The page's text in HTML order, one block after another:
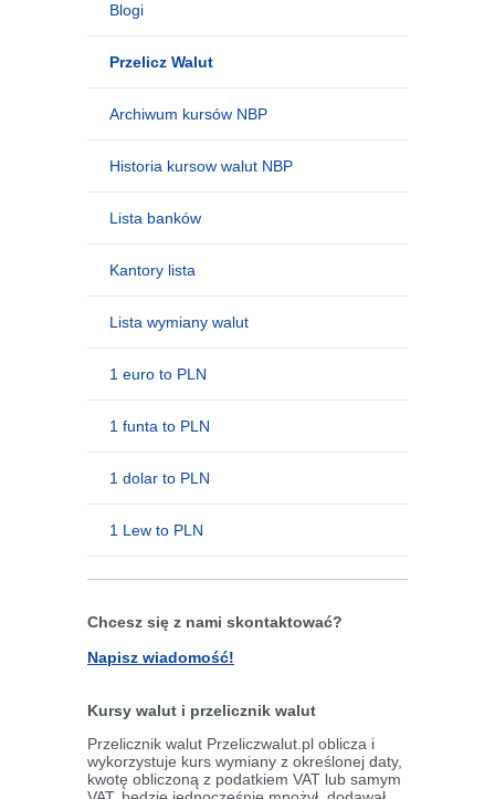
Blogi
Przelicz Walut
Archiwum kursów NBP
Historia kursow walut NBP
Lista banków
Kantory lista
Lista wymiany walut
1 euro to PLN
1 funta to PLN
1 dolar to PLN
1 Lew to PLN
Chcesz się z nami skontaktować?
Napisz wiadomość!
Kursy walut i przelicznik walut
Przelicznik walut Przeliczwalut.pl oblicza i
wykorzystuje kurs wymiany z określonej daty,
kwotę obliczoną z podatkiem VAT lub samym